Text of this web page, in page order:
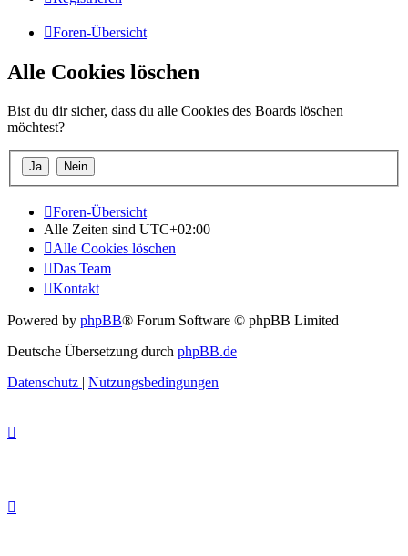
Foren-Übersicht
Alle Cookies löschen
Bist du dir sicher, dass du alle Cookies des Boards löschen
möchtest?
Foren-Übersicht
Alle Zeiten sind UTC+02:00
Alle Cookies löschen
Das Team
Kontakt
Powered by phpBB® Forum Software © phpBB Limited
Deutsche Übersetzung durch phpBB.de
Datenschutz | Nutzungsbedingungen